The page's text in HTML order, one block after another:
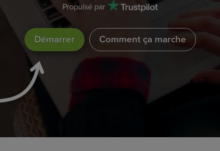
Propulsé par
Démarrer Comment ça marche